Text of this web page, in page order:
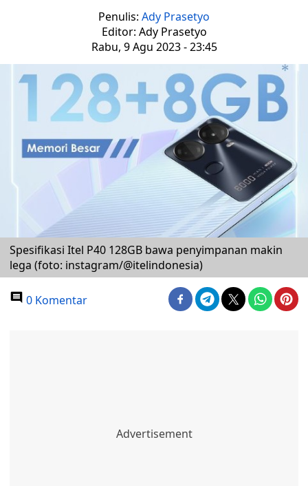
Penulis: Ady Prasetyo
Editor: Ady Prasetyo
Rabu, 9 Agu 2023 - 23:45
Spesifikasi Itel P40 128GB bawa penyimpanan makin
lega (foto: instagram/@itelindonesia)
0 Komentar